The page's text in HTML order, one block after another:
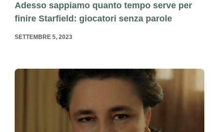
Adesso sappiamo quanto tempo serve per
finire Starfield: giocatori senza parole
SETTEMBRE 5, 2023